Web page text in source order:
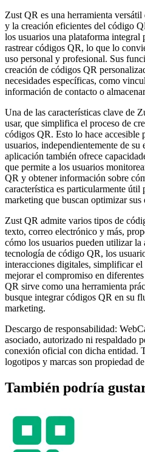
Zust QR es una herramienta
y la creación eficientes del código
los usuarios una plataforma integral
rastrear códigos QR, lo que lo
uso personal y profesional. Sus
creación de códigos QR
necesidades específicas, como
información de contacto o
Una de las características clave de
usar, que simplifica el proceso de
códigos QR. Esto lo hace accesible
usuarios, independientemente de su
aplicación también ofrece
que permite a los usuarios
QR y obtener información sobre
característica es particularmente útil
marketing que buscan optimizar
Zust QR admite varios tipos de
texto, correo electrónico y más,
cómo los usuarios pueden utilizar
tecnología de código QR, los
interacciones digitales, simplificar
mejorar el compromiso en
QR sirve como una herramienta
busque integrar códigos QR en su
marketing.
Descargo de responsabilidad:
asociado, autorizado ni respaldado
conexión oficial con dicha entidad.
logotipos y marcas son propiedad
También podría